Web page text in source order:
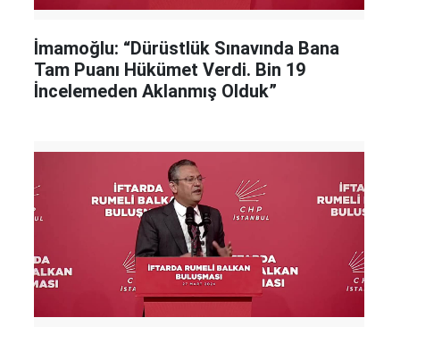
İmamoğlu: “Dürüstlük Sınavında Bana
Tam Puanı Hükümet Verdi. Bin 19
İncelemeden Aklanmış Olduk”